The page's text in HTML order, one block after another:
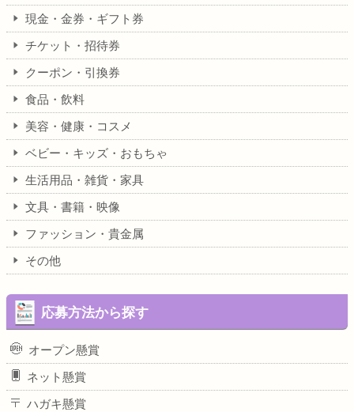
現金・金券・ギフト券
チケット・招待券
クーポン・引換券
食品・飲料
美容・健康・コスメ
ベビー・キッズ・おもちゃ
生活用品・雑貨・家具
文具・書籍・映像
ファッション・貴金属
その他
応募方法から探す
オープン懸賞
ネット懸賞
ハガキ懸賞